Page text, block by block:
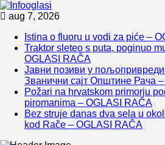
Skip
content
aug 7, 2026
Istina o fluoru u vodi za piće –
Traktor sleteo s puta, poginuo
OGLASI RAČA
Јавни позиви у пољопривреди
Званични сајт Општине Рача
Požari na hrvatskom primorju
piromanima – OGLASI RAČA
Bez struje danas dva sela u
kod Rače – OGLASI RAČA